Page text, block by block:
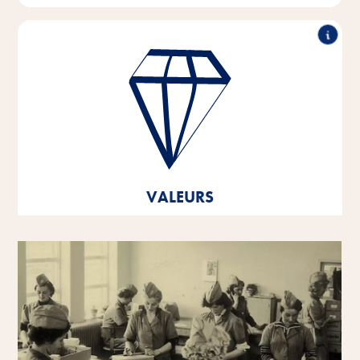
VALEURS
Performance exceptionnelle, travail en partenariat,
force d'innovation & action responsable - tels sont les
piliers sur lesquels reposent les valeurs de notre
entreprise.
Ces valeurs fondamentales sont le fondement et
l'orientation de notre pensée et de notre action, et
tant en tant que personnalités individuelles qu'en tant